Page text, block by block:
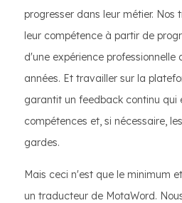
progresser dans leur métier.
leur compétence à partir de
d'une expérience professionnelle
années. Et travailler sur la
garantit un feedback continu qui
compétences et, si nécessaire,
gardes.
Mais ceci n'est que le minimum
un traducteur de MotaWord.